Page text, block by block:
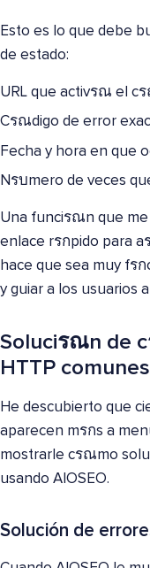
Esto es lo que debe
de estado:
URL que activรณ el c
Cรณdigo de error
Fecha y hora en que
Nรบmero de veces
Una funciรณn que
enlace rรกpido para
hace que sea muy fร
y guiar a los usuarios
Soluciรณn de
HTTP comunes
He descubierto que
aparecen mรกs a
mostrarle cรณmo
usando AIOSEO.
Solución de